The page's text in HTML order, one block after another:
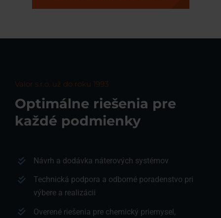
Valor s.r.o. už do roku 1993
Optimálne riešenia pre
každé podmienky
Návrh a dodávka náterových systémov
Technická podpora a odborné poradenstvo pri
výbere a realizácii
Overené riešenia pre chemický priemysel,